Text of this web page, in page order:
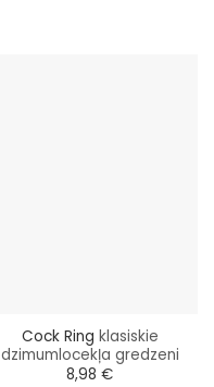
Cock Ring klasiskie
dzimumlocekļa gredzeni
8,98 €